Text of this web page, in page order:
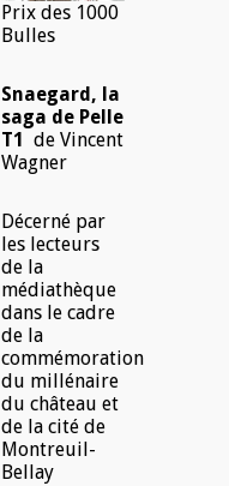
Prix des 1000
Bulles
Snaegard, la
saga de Pelle
T1
de Vincent
Wagner
Décerné par
les lecteurs
de la
médiathèque
dans le cadre
de la
commémoration
du millénaire
du château et
de la cité de
Montreuil-
Bellay